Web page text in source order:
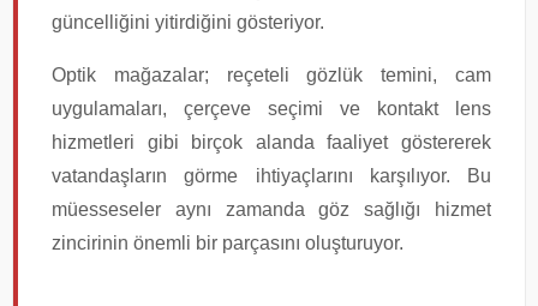
güncelliğini yitirdiğini gösteriyor.
Optik mağazalar; reçeteli gözlük temini, cam
uygulamaları, çerçeve seçimi ve kontakt lens
hizmetleri gibi birçok alanda faaliyet göstererek
vatandaşların görme ihtiyaçlarını karşılıyor. Bu
müesseseler aynı zamanda göz sağlığı hizmet
zincirinin önemli bir parçasını oluşturuyor.